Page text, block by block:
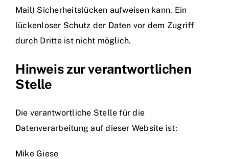
Mail) Sicherheitslücken aufweisen kann. Ein
lückenloser Schutz der Daten vor dem Zugriff
durch Dritte ist nicht möglich.
Hinweis zur verantwortlichen
Stelle
Die verantwortliche Stelle für die
Datenverarbeitung auf dieser Website ist:
Mike Giese